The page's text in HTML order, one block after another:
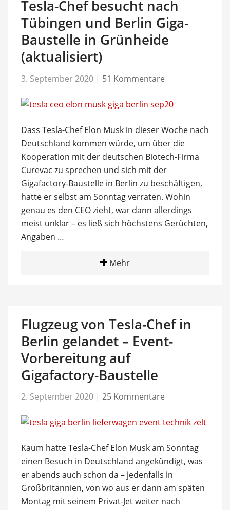
Tesla-Chef besucht nach
Tübingen und Berlin Giga-
Baustelle in Grünheide
(aktualisiert)
3. September 2020 | 51 Kommentare
Dass Tesla-Chef Elon Musk in dieser Woche nach
Deutschland kommen würde, um über die
Kooperation mit der deutschen Biotech-Firma
Curevac zu sprechen und sich mit der
Gigafactory-Baustelle in Berlin zu beschäftigen,
hatte er selbst am Sonntag verraten. Wohin
genau es den CEO zieht, war dann allerdings
meist unklar – es ließ sich höchstens Gerüchten,
Angaben …
Mehr
Flugzeug von Tesla-Chef in
Berlin gelandet – Event-
Vorbereitung auf
Gigafactory-Baustelle
2. September 2020 | 25 Kommentare
Kaum hatte Tesla-Chef Elon Musk am Sonntag
einen Besuch in Deutschland angekündigt, was
er abends auch schon da – jedenfalls in
Großbritannien, von wo aus er dann am späten
Montag mit seinem Privat-Jet weiter nach